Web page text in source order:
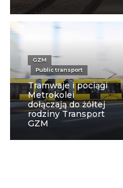
GZM
Public transport
Tramwaje i pociągi
Metrokolei
dołączają do żółtej
rodziny Transport
GZM